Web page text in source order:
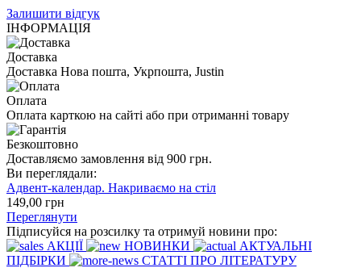
Залишити відгук
ІНФОРМАЦІЯ
Доставка
Доставка Нова пошта, Укрпошта, Justin
Оплата
Оплата карткою на сайті або при отриманні товару
Безкоштовно
Доставляємо замовлення від 900 грн.
Ви переглядали:
Адвент-календар. Накриваємо на стіл
149,00 грн
Переглянути
Підписуйся на розсилку та отримуй новини про:
АКЦІЇ
НОВИНКИ
АКТУАЛЬНІ
ПІДБІРКИ
СТАТТІ ПРО ЛІТЕРАТУРУ